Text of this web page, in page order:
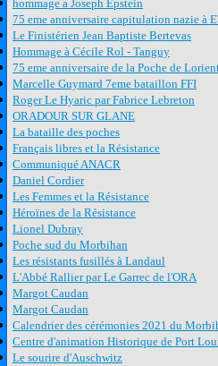
hommage a Joseph Epstein
75 eme anniversaire capitulation nazie à
Le Finistérien Jean Baptiste Bertevas
Hommage à Cécile Rol - Tanguy
75 eme anniversaire de la Poche de
Marcelle Guymard 7eme bataillon FFI
Roger Le Hyaric par Fabrice Lebreton
ORADOUR SUR GLANE
La bataille des poches
Français libres et la Résistance
Communiqué ANACR
Daniel Cordier
Les Femmes et la Résistance
Héroïnes de la Résistance
Lionel Dubray
Poche sud du Morbihan
Les résistants fusillés à Landaul
L'Abbé Rallier par Le Garrec de l'ORA
Margot Caudan
Margot Caudan
Calendrier des cérémonies 2021 du
Centre d'animation Historique de Port
Le sourire d'Auschwitz